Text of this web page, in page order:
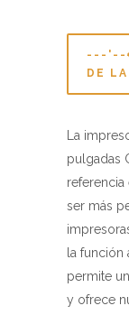
---'--€
DE
La
pulgadas
referencia
ser más
la
permite
y ofrece